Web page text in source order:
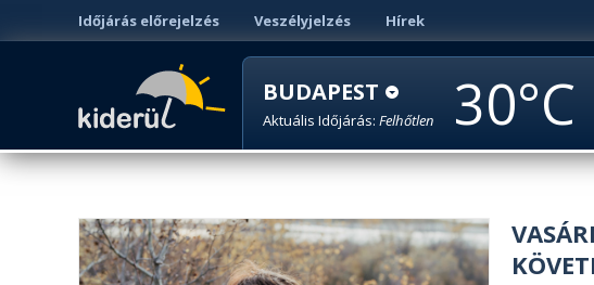
Időjárás előrejelzés Veszélyjelzés Hírek
BUDAPEST
Aktuális Időjárás: Felhőtlen 30